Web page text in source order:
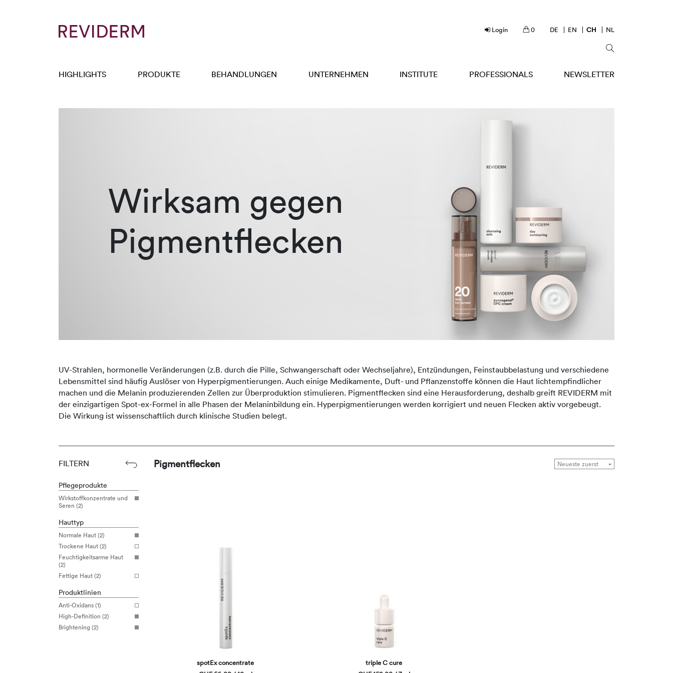
Login 0 DE EN CH NL
HIGHLIGHTS PRODUKTE BEHANDLUNGEN UNTERNEHMEN INSTITUTE PROFESSIONALS NEWSLETTER
Wirksam gegen
Pigmentflecken
UV-Strahlen, hormonelle Veränderungen (z.B. durch die Pille, Schwangerschaft oder Wechseljahre), Entzündungen, Feinstaubbelastung und verschiedene
Lebensmittel sind häufig Auslöser von Hyperpigmentierungen. Auch einige Medikamente, Duft- und Pflanzenstoffe können die Haut lichtempfindlicher
machen und die Melanin produzierenden Zellen zur Überproduktion stimulieren. Pigmentflecken sind eine Herausforderung, deshalb greift REVIDERM mit
der einzigartigen Spot-ex-Formel in alle Phasen der Melaninbildung ein. Hyperpigmentierungen werden korrigiert und neuen Flecken aktiv vorgebeugt.
Die Wirkung ist wissenschaftlich durch klinische Studien belegt.
FILTERN
Pflegeprodukte
Wirkstoffkonzentrate und
Seren (2)
Hauttyp
Normale Haut (2)
Trockene Haut (2)
Feuchtigkeitsarme Haut
(2)
Fettige Haut (2)
Produktlinien
Anti-Oxidans (1)
High-Definition (2)
Brightening (2)
Pigmentflecken
spotEx concentrate
triple C cure